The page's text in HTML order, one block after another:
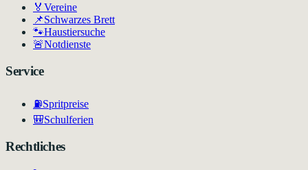
🏅 Vereine
📌Schwarzes Brett
🐾Haustiersuche
🚨Notdienste
Service
⛽Spritpreise
🎒Schulferien
Rechtliches